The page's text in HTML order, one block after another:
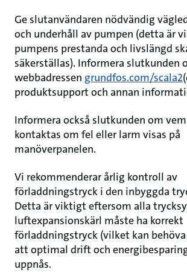
Ge slutanvändaren nödvändig
och underhåll av pumpen (detta är
pumpens prestanda och livslängd
säkerställas). Informera slutkunden
webbadressen grundfos.com/scala2
produktsupport och annan
Informera också slutkunden om
kontaktas om fel eller larm visas på
manöverpanelen.
Vi rekommenderar årlig kontroll av
förladdningstryck i den inbyggda
Detta är viktigt eftersom alla
luftexpansionskärl måste ha korrekt
förladdningstryck (vilket kan
att optimal drift och
uppnås.